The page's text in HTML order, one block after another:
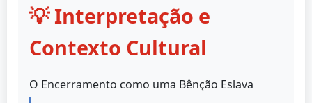
💡 Interpretação e
Contexto Cultural
O Encerramento como uma Bênção Eslava